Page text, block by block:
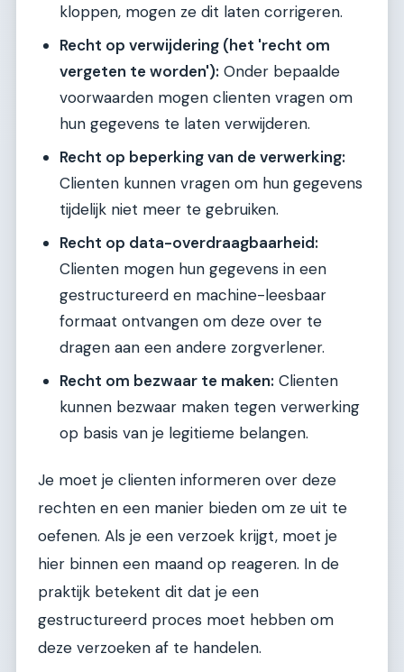
kloppen, mogen ze dit laten corrigeren.
Recht op verwijdering (het 'recht om
vergeten te worden'): Onder bepaalde
voorwaarden mogen clienten vragen om
hun gegevens te laten verwijderen.
Recht op beperking van de verwerking:
Clienten kunnen vragen om hun gegevens
tijdelijk niet meer te gebruiken.
Recht op data-overdraagbaarheid:
Clienten mogen hun gegevens in een
gestructureerd en machine-leesbaar
formaat ontvangen om deze over te
dragen aan een andere zorgverlener.
Recht om bezwaar te maken: Clienten
kunnen bezwaar maken tegen verwerking
op basis van je legitieme belangen.
Je moet je clienten informeren over deze
rechten en een manier bieden om ze uit te
oefenen. Als je een verzoek krijgt, moet je
hier binnen een maand op reageren. In de
praktijk betekent dit dat je een
gestructureerd proces moet hebben om
deze verzoeken af te handelen.